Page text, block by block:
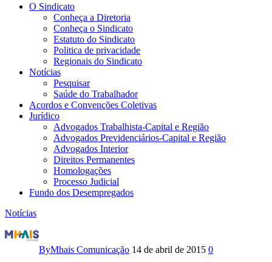
O Sindicato
Conheça a Diretoria
Conheça o Sindicato
Estatuto do Sindicato
Politica de privacidade
Regionais do Sindicato
Notícias
Pesquisar
Saúde do Trabalhador
Acordos e Convenções Coletivas
Jurídico
Advogados Trabalhista-Capital e Região
Advogados Previdenciários-Capital e Região
Advogados Interior
Direitos Permanentes
Homologações
Processo Judicial
Fundo dos Desempregados
Notícias
“Regula
ByMhais Comunicação 14 de abril de 2015 0